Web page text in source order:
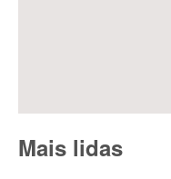
Mais lidas